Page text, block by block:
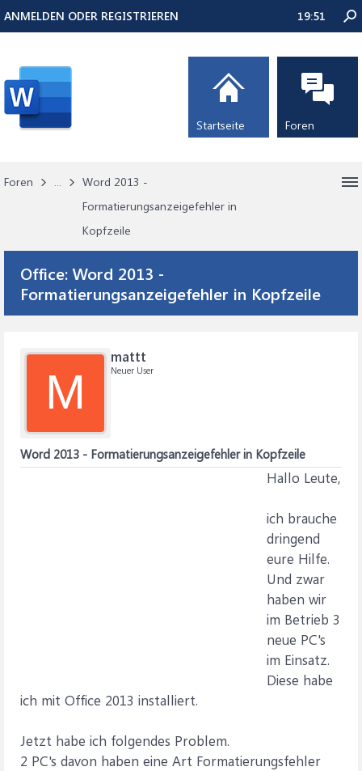
Foren ...
Word 2013 -
Formatierungsanzeigefehler in
Kopfzeile
Office:Word 2013 -
Formatierungsanzeigefehler in Kopfzeile
M
mattt
Neuer User
Word 2013 - Formatierungsanzeigefehler in Kopfzeile
Hallo Leute,
ich brauche
dringend
eure Hilfe.
Und zwar
haben wir
im Betrieb 3
neue PC's
im Einsatz.
Diese habe
ich mit Office 2013 installiert.
Jetzt habe ich folgendes Problem.
2 PC's davon haben eine Art Formatierungsfehler
ANMELDEN ODER REGISTRIEREN 19:51
Startseite Foren